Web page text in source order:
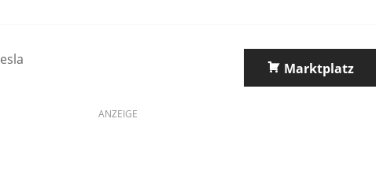
Marktplatz
ANZEIGE